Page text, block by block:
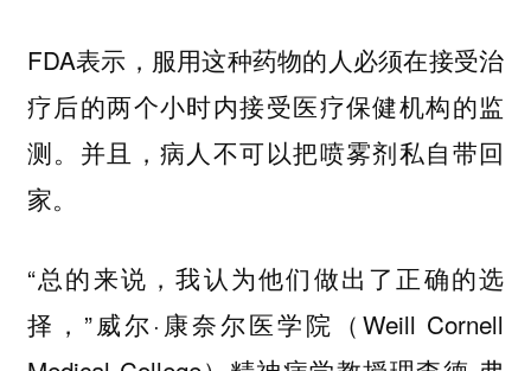
FDA表示， 服用这种药物的人必须在接受治
疗后的两个小时内接受医疗保健机构的监
测。并且，病人不可以把喷雾剂私自带回
家。
“总的来说，我认为他们做出了正确的选
择，”威尔·康奈尔医学院（Weill Cornell